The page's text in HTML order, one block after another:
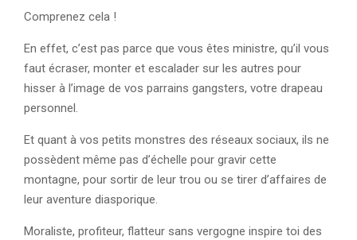
Comprenez cela !
En effet, c’est pas parce que vous êtes ministre, qu’il vous
faut écraser, monter et escalader sur les autres pour
hisser à l’image de vos parrains gangsters, votre drapeau
personnel.
Et quant à vos petits monstres des réseaux sociaux, ils ne
possèdent même pas d’échelle pour gravir cette
montagne, pour sortir de leur trou ou se tirer d’affaires de
leur aventure diasporique.
Moraliste, profiteur, flatteur sans vergogne inspire toi des